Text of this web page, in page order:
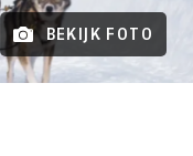
BEKIJK FOTO